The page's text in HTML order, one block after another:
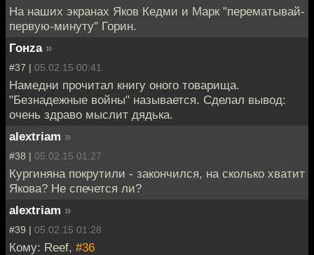
На наших экранах Яков Кедми и Марк "перематывай-
первую-минуту" Горин.
Гонzа »
#37 | 05.02.15 00:41
Намедни прочитал книгу оного товарища.
"Безнадежные войны" называется. Сделал вывод:
очень здраво мыслит дядька.
alextriam »
#38 | 05.02.15 01:27
Кургиняна покрутили - закончился, на сколько хватит
Якова? Не спечется ли?
alextriam »
#39 | 05.02.15 01:28
Кому: Reef, #36